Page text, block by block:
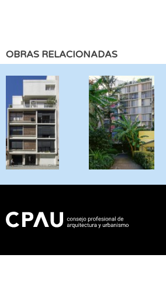
OBRAS RELACIONADAS